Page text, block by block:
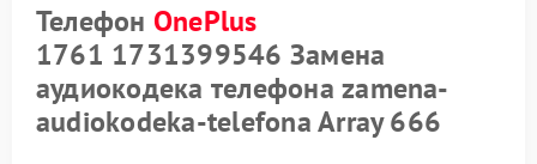
Телефон OnePlus
1761 1731399546 Замена
аудиокодека телефона zamena-
audiokodeka-telefona Array 666